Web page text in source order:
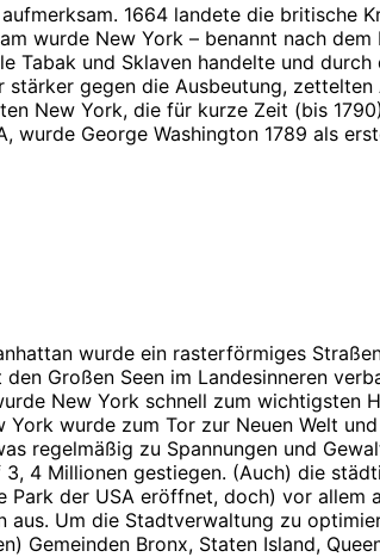
1664 landete die britische
wurde New York – benannt nach dem
Tabak und Sklaven handelte und
gegen die Ausbeutung,
New York, die für kurze Zeit (bis
wurde George Washington 1789 als
wurde ein rasterförmiges
Großen Seen im Landesinneren
New York schnell zum wichtigsten
wurde zum Tor zur Neuen Welt
regelmäßig zu Spannungen und
4 Millionen gestiegen. (Auch) die
der USA eröffnet, doch) vor allem
Um die Stadtverwaltung zu
Gemeinden Bronx, Staten Island,